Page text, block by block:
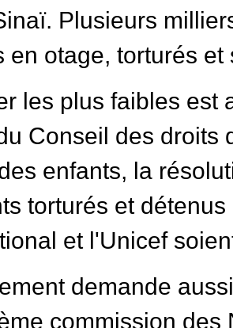
Plusieurs
en otage, torturés
les plus faibles est
Conseil des droits
enfants, la
torturés et
et l'Unicef
demande
commission des